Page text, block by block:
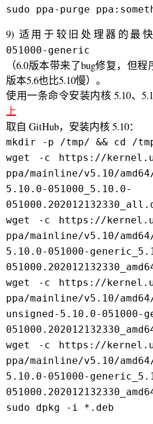
sudo ppa-purge
9) 适用于较旧处理器的最
051000-generic
（6.0版本带来了bug修复，但
版本5.6也比5.10慢）。
使用一条命令安装内核 5.10、
上
取自 GitHub，安装内核 5.10：
mkdir -p /tmp/ && cd /
wget -c https://
ppa/mainline/v5.10/
5.10.0-051000_5.10.0-
wget -c https://
ppa/mainline/v5.10/
5.10.0-051000-
wget -c https://
ppa/mainline/v5.10/
unsigned-5.10.0-051000-
wget -c https://
ppa/mainline/v5.10/
5.10.0-051000-
sudo dpkg -i *.deb